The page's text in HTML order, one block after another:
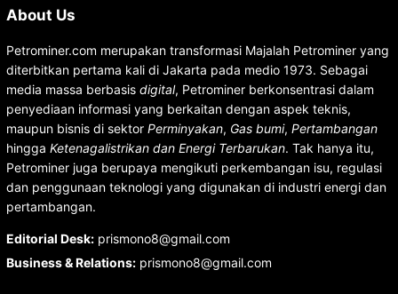
About Us
Petrominer.com merupakan transformasi Majalah Petrominer yang
diterbitkan pertama kali di Jakarta pada medio 1973. Sebagai
media massa berbasis digital, Petrominer berkonsentrasi dalam
penyediaan informasi yang berkaitan dengan aspek teknis,
maupun bisnis di sektor Perminyakan, Gas bumi, Pertambangan
hingga Ketenagalistrikan dan Energi Terbarukan. Tak hanya itu,
Petrominer juga berupaya mengikuti perkembangan isu, regulasi
dan penggunaan teknologi yang digunakan di industri energi dan
pertambangan.
Editorial Desk:prismono8@gmail.com
Business & Relations:prismono8@gmail.com